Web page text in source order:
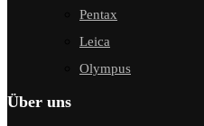
Pentax
Leica
Olympus
Über uns